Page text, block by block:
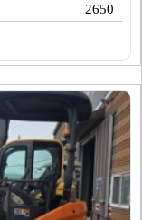
2650